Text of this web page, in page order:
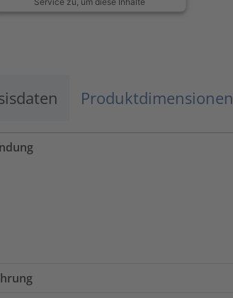
Akzeptieren
Produktdimensionen